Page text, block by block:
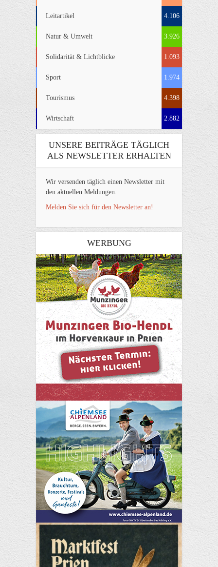
Leitartikel 4.106
Natur & Umwelt 3.926
Solidarität & Lichtblicke 1.093
Sport 1.974
Tourismus 4.398
Wirtschaft 2.882
UNSERE BEITRÄGE TÄGLICH
ALS NEWSLETTER ERHALTEN
Wir versenden täglich einen Newsletter mit
den aktuellen Meldungen.
Melden Sie sich für den Newsletter an!
WERBUNG